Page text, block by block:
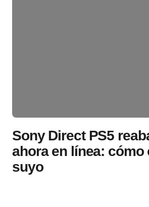
Sony Direct PS5
ahora en línea: cómo
suyo